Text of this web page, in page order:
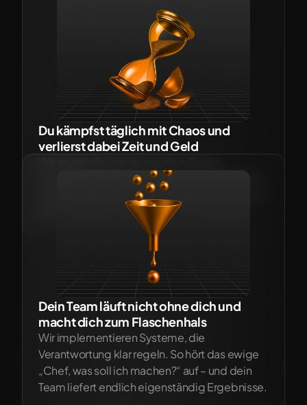
Du kämpfst täglich mit Chaos und
verlierst dabei Zeit und Geld
Feuerwehrmodus rauskommst, Abläufe klärst
und jede Woche Stunden zurückgewinnst, die
du in Wachstum investieren kannst.
Dein Team läuft nicht ohne dich und
macht dich zum Flaschenhals
Wir implementieren Systeme, die
Verantwortung klar regeln. So hört das ewige
„Chef, was soll ich machen?“ auf – und dein
Team liefert endlich eigenständig Ergebnisse.